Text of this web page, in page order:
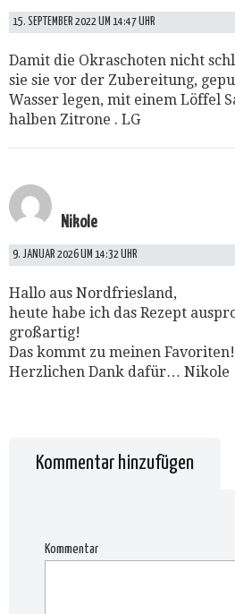
15. SEPTEMBER 2022 UM 14:47 UHR
Damit die Okraschoten nicht
sie sie vor der Zubereitung,
Wasser legen, mit einem Löffel
halben Zitrone . LG
Nikole
9. JANUAR 2026 UM 14:32 UHR
Hallo aus Nordfriesland,
heute habe ich das Rezept
großartig!
Das kommt zu meinen Favoriten!
Herzlichen Dank dafür… Nikole
Kommentar hinzufügen
Kommentar